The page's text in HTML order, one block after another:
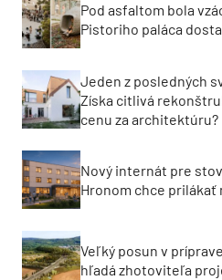
Pod asfaltom bola
Pistoriho paláca
Jeden z posledných
Získa citlivá
cenu za architektúru?
Nový internát pre
Hronom chce prilákať
Veľký posun v
hľadá zhotoviteľa